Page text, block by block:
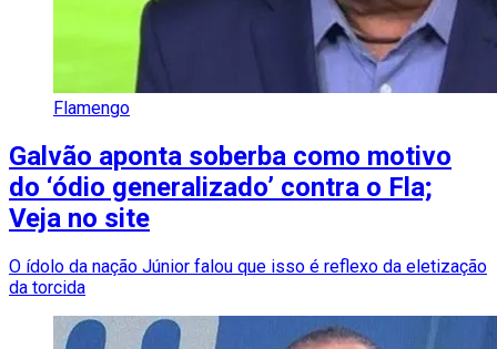
Flamengo
Galvão aponta soberba como motivo
do ‘ódio generalizado’ contra o Fla;
Veja no site
O ídolo da nação Júnior falou que isso é reflexo da eletização
da torcida